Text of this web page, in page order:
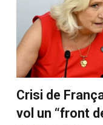
Crisi de
vol un “front